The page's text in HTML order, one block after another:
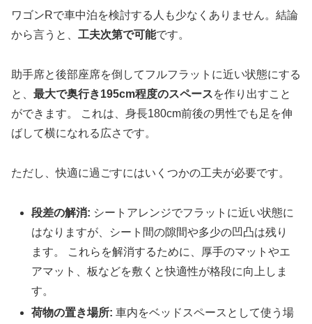
ワゴンRで車中泊を検討する人も少なくありません。結論
から言うと、 工夫次第で可能です。
助手席と後部座席を倒してフルフラットに近い状態にする
と、 最大で奥行き195cm程度のスペースを作り出すこと
ができます。 これは、身長180cm前後の男性でも足を伸
ばして横になれる広さです。
ただし、快適に過ごすにはいくつかの工夫が必要です。
段差の解消: シートアレンジでフラットに近い状態に
はなりますが、シート間の隙間や多少の凹凸は残り
ます。 これらを解消するために、厚手のマットやエ
アマット、板などを敷くと快適性が格段に向上しま
す。
荷物の置き場所: 車内をベッドスペースとして使う場